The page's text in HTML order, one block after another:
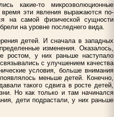
какие-то микроэволюционные
эти явления выражаются по-
на самой физической сущности
на уровне последнего вида.
детей. И сначала в западных
изменения. Оказалось,
ростом, у них раньше наступало
с улучшением качества
условия, больше внимания
меньше детей. Конечно,
такого сдвига в росте детей,
Но как только и там начинался
дети подрастали, у них раньше